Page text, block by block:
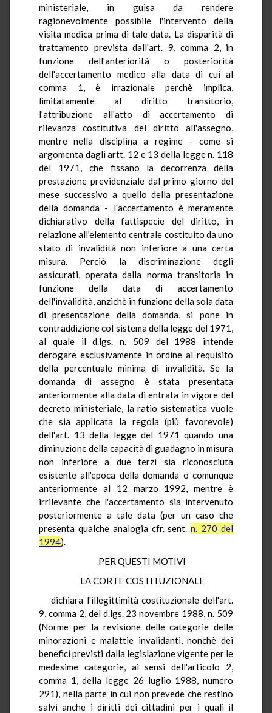
ministeriale, in guisa da rendere
ragionevolmente possibile l'intervento della
visita medica prima di tale data. La disparità di
trattamento prevista dall'art. 9, comma 2, in
funzione dell'anteriorità o posteriorità
dell'accertamento medico alla data di cui al
comma 1, è irrazionale perchè implica,
limitatamente al diritto transitorio,
l'attribuzione all'atto di accertamento di
rilevanza costitutiva del diritto all'assegno,
mentre nella disciplina a regime - come si
argomenta dagli artt. 12 e 13 della legge n. 118
del 1971, che fissano la decorrenza della
prestazione previdenziale dal primo giorno del
mese successivo a quello della presentazione
della domanda - l'accertamento è meramente
dichiarativo della fattispecie del diritto, in
relazione all'elemento centrale costituito da uno
stato di invalidità non inferiore a una certa
misura. Perciò la discriminazione degli
assicurati, operata dalla norma transitoria in
funzione della data di accertamento
dell'invalidità, anzichè in funzione della sola data
di presentazione della domanda, si pone in
contraddizione col sistema della legge del 1971,
al quale il d.lgs. n. 509 del 1988 intende
derogare esclusivamente in ordine al requisito
della percentuale minima di invalidità. Se la
domanda di assegno è stata presentata
anteriormente alla data di entrata in vigore del
decreto ministeriale, la ratio sistematica vuole
che sia applicata la regola (più favorevole)
dell'art. 13 della legge del 1971 quando una
diminuzione della capacità di guadagno in misura
non inferiore a due terzi sia riconosciuta
esistente all'epoca della domanda o comunque
anteriormente al 12 marzo 1992, mentre è
irrilevante che l'accertamento sia intervenuto
posteriormente a tale data (per un caso che
presenta qualche analogia cfr. sent.n. 270 del
1994).
PER QUESTI MOTIVI
LA CORTE COSTITUZIONALE
dichiara l'illegittimità costituzionale dell'art.
9, comma 2, del d.lgs. 23 novembre 1988, n. 509
(Norme per la revisione delle categorie delle
minorazioni e malattie invalidanti, nonchè dei
benefici previsti dalla legislazione vigente per le
medesime categorie, ai sensi dell'articolo 2,
comma 1, della legge 26 luglio 1988, numero
291), nella parte in cui non prevede che restino
salvi anche i diritti dei cittadini per i quali il